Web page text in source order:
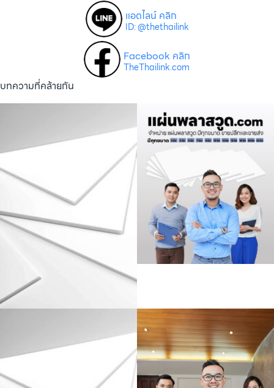
แอดไลน์ คลิก
ID: @thethailink
Facebook คลิก
TheThailink.com
บทความที่คล้ายกัน